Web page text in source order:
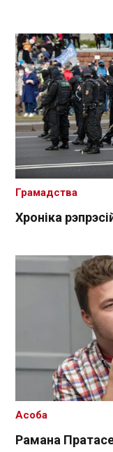
Хроніка
Грамадства
Рамана
Асоба